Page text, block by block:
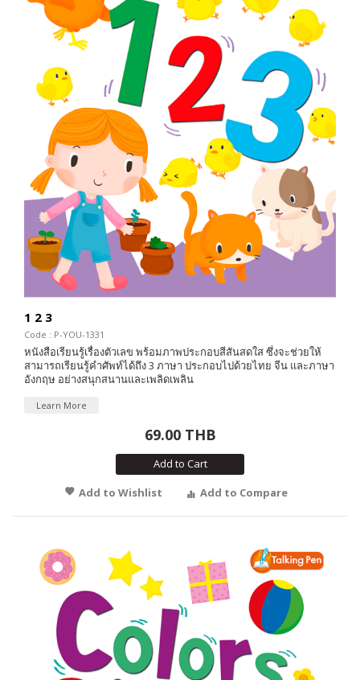
1 2 3
Code : P-YOU-1331
หนังสือเรียนรู้เรื่องตัวเลข พร้อมภาพประกอบสีสันสดใส ซึ่งจะช่วยให้
สามารถเรียนรู้คำศัพท์ได้ถึง 3 ภาษา ประกอบไปด้วยไทย จีน และภาษา
อังกฤษ อย่างสนุกสนานและเพลิดเพลิน
Learn More
69.00 THB
Add to Cart
Add to Wishlist
Add to Compare